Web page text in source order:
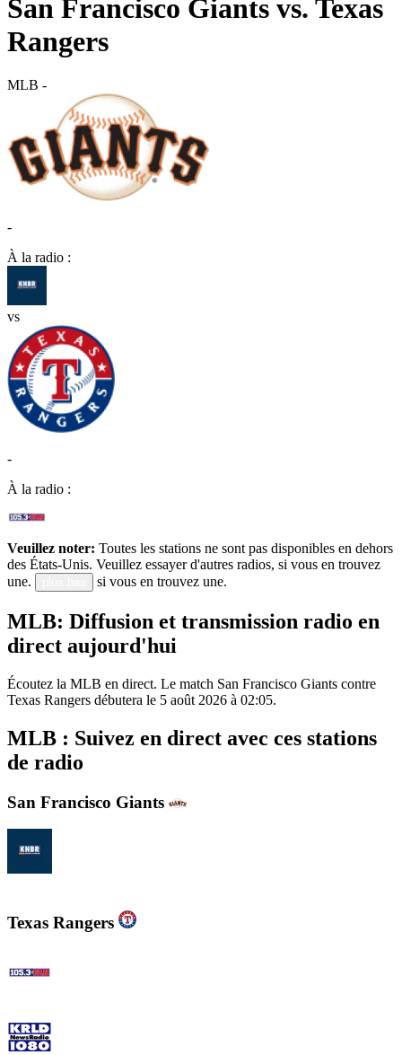
San Francisco Giants vs. Texas
Rangers
MLB -
-
À la radio :
vs
-
À la radio :
Veuillez noter: Toutes les stations ne sont pas disponibles en dehors
des États-Unis. Veuillez essayer d'autres radios, si vous en trouvez
une.
si vous en trouvez une.
MLB: Diffusion et transmission radio en
direct aujourd'hui
Écoutez la MLB en direct. Le match San Francisco Giants contre
Texas Rangers débutera le 5 août 2026 à 02:05.
MLB : Suivez en direct avec ces stations
de radio
San Francisco Giants
Texas Rangers